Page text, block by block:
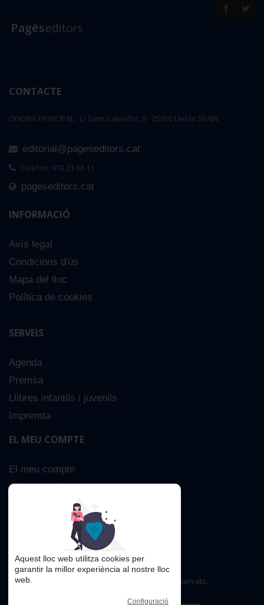
CONTACTE
OFICINA PRINCIPAL : c/ Sant Salvador, 8 - 25005 Lleida SPAIN
editorial@pageseditors.cat
Telèfon: 973 23 66 11
pageseditors.cat
INFORMACIÓ
Avís legal
Condicions d'ús
Mapa del lloc
Política de cookies
SERVEIS
Agenda
Premsa
Llibres infantils i juvenils
Impremta
EL MEU COMPTE
El meu compte
Sobre nosaltres
Cerca Avançada
Copyright © 2016. Tots els drets reservats.
Aquest lloc web utilitza cookies per
garantir la millor experiència al nostre lloc
web.
Configuració